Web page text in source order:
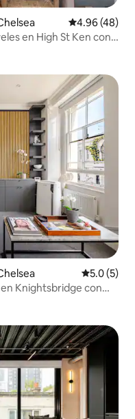
Calificación
4.96 (48)
en High St Ken con
5.0 (5)
Knightsbridge con